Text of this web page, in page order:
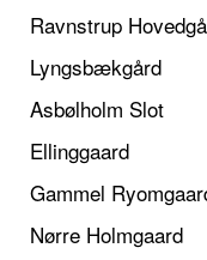
Ravnstrup
Lyngsbækgård
Asbølholm Slot
Ellinggaard
Gammel
Nørre Holmgaard